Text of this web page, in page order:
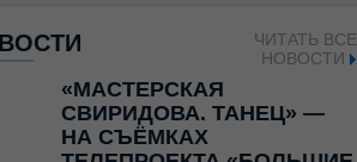
ЧИТАТЬ ВСЕ
НОВОСТИ
«МАСТЕРСКАЯ
СВИРИДОВА. ТАНЕЦ» —
НА СЪЁМКАХ